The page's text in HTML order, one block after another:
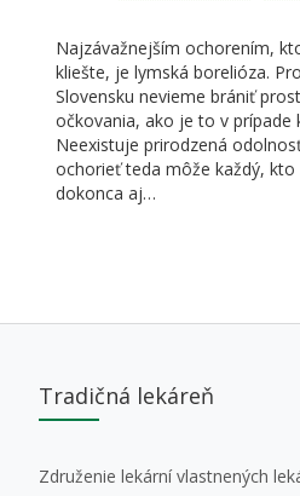
Najzávažnejším ochorením,
kliešte, je lymská borelióza.
Slovensku nevieme brániť
očkovania, ako je to v prípade
Neexistuje prirodzená
ochorieť teda môže každý,
dokonca aj…
Tradičná lekáreň
Združenie lekární vlastnených